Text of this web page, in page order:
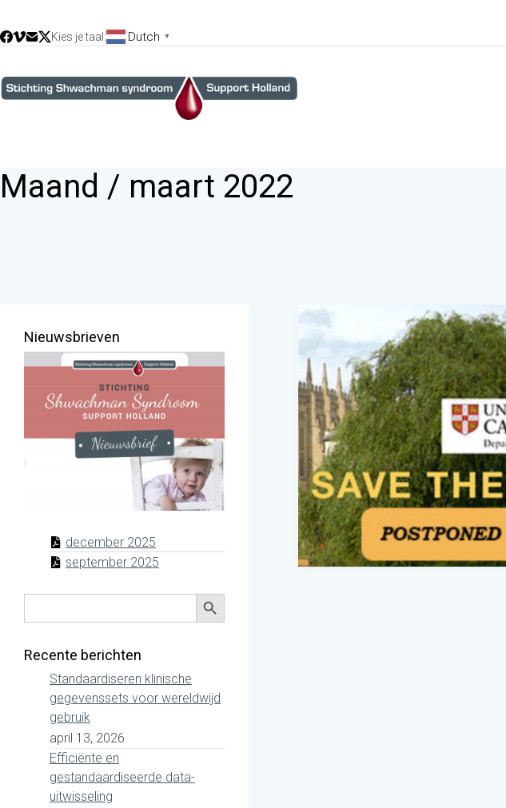
Kies je taal: Dutch ▼
Maand / maart 2022
Nieuwsbrieven
december 2025
september 2025
Zoek
Zoekknop
Recente berichten
Standaardiseren klinische
gegevenssets voor wereldwijd
gebruik
april 13, 2026
Efficiënte en
gestandaardiseerde data-
uitwisseling